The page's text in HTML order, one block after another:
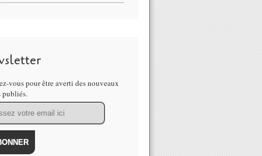
vous pour être averti des nouveaux
publiés.